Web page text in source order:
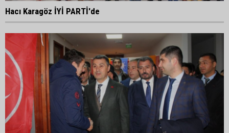
Hacı Karagöz İYİ PARTİ'de